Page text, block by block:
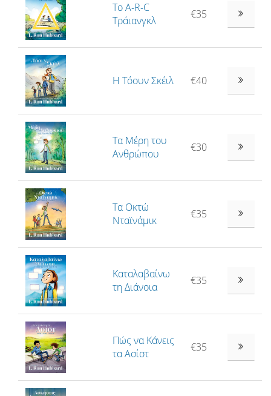
Το A‑R‑C
Τράιανγκλ
€35
Η Τόουν Σκέιλ €40
Τα Μέρη του
Ανθρώπου
€30
Τα Οκτώ
Νταϊνάμικ
€35
Καταλαβαίνω
τη Διάνοια
€35
Πώς να Κάνεις
τα Ασίστ
€35